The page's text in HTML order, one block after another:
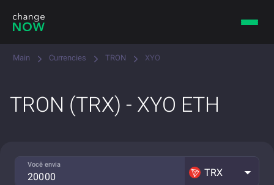
Main Currencies TRON XYO
TRON (TRX) - XYO ETH
Você envia
TRX